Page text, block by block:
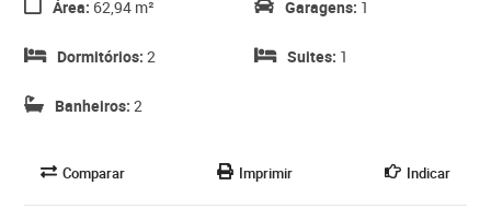
Área: 62,94 m²
Dormitórios: 2
Banheiros: 2
Garagens: 1
Suites: 1
Comparar Imprimir Indicar